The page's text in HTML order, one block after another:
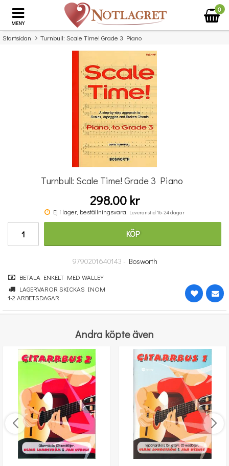
MENY
0
Startsidan Turnbull: Scale Time! Grade 3 Piano
Missa inte detta...
Komplett Sångteknik - svenska (Cathrine Sadolin)
Turnbull: Scale Time! Grade 3 Piano
298.00 kr
Ej i lager, beställningsvara. Leveranstid 16-24 dagar
KÖP
9790201640143 - Bosworth
BETALA ENKELT MED WALLEY
LAGERVAROR SKICKAS INOM
1-2 ARBETSDAGAR
Andra köpte även